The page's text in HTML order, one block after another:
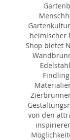
heimischer
Shop bietet
von den